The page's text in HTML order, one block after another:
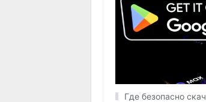
Где безопасно